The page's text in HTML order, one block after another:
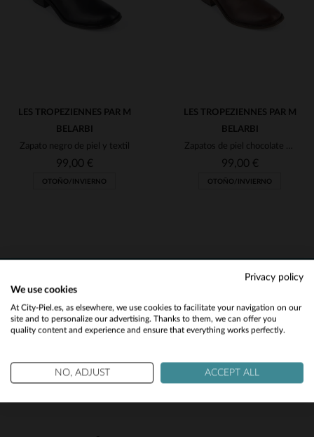
36
LES TROPEZIENNES PAR M
BELARBI
Zapato negro de piel y textil
99,00 €
OTOÑO/INVIERNO
TALLAS DISPONIBLES
36
LES TROPEZIENNES PAR M
BELARBI
Zapatos de piel chocolate para mujer
99,00 €
OTOÑO/INVIERNO
Reciba por correo nuestras promociones
y chollos !
Would you like to be redirected to our English site?
No
Yes
Privacy policy
We use cookies
At City-Piel.es, as elsewhere, we use cookies to facilitate your navigation on our
site and to personalize our advertising. Thanks to them, we can offer you
quality content and experience and ensure that everything works perfectly.
NO, ADJUST ACCEPT ALL